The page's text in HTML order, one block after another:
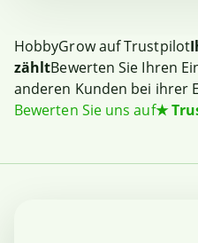
HobbyGrow auf Trustpilot
zähltBewerten Sie Ihren
anderen Kunden bei ihrer
Bewerten Sie uns auf★